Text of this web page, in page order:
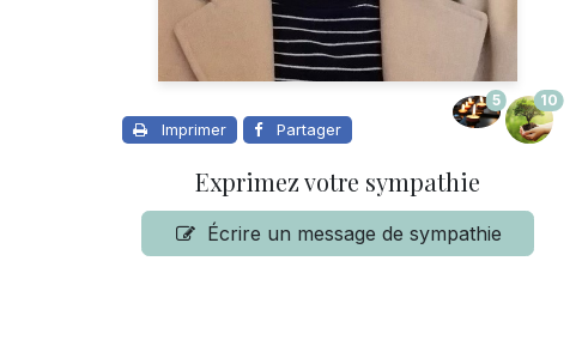
Imprimer Partager
5 10
Exprimez votre sympathie
Écrire un message de sympathie